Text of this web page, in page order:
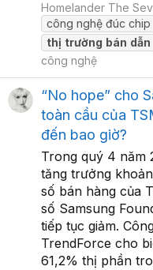
Homelander The
công nghệ đúc chip
thị trường bán dẫn
công nghệ
“No hope” cho
toàn cầu của
đến bao giờ?
Trong quý 4 năm
tăng trưởng
số bán hàng của
số Samsung
tiếp tục giảm.
TrendForce cho
61,2% thị phần